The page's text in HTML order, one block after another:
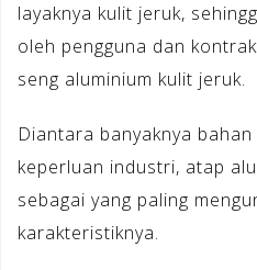
layaknya kulit jeruk,
oleh pengguna dan
seng aluminium kulit jeruk.
Diantara banyaknya
keperluan industri, atap
sebagai yang paling
karakteristiknya.